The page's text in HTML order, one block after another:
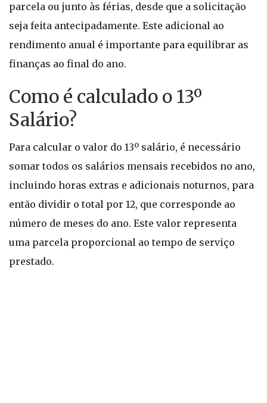
parcela ou junto às férias, desde que a solicitação
seja feita antecipadamente. Este adicional ao
rendimento anual é importante para equilibrar as
finanças ao final do ano.
Como é calculado o 13º
Salário?
Para calcular o valor do 13º salário, é necessário
somar todos os salários mensais recebidos no ano,
incluindo horas extras e adicionais noturnos, para
então dividir o total por 12, que corresponde ao
número de meses do ano. Este valor representa
uma parcela proporcional ao tempo de serviço
prestado.